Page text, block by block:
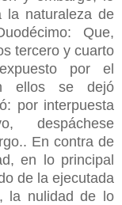
la naturaleza de
Que,
tercero y cuarto
por el
ellos se dejó
por interpuesta
despáchese
En contra de
en lo principal
de la ejecutada
la nulidad de lo